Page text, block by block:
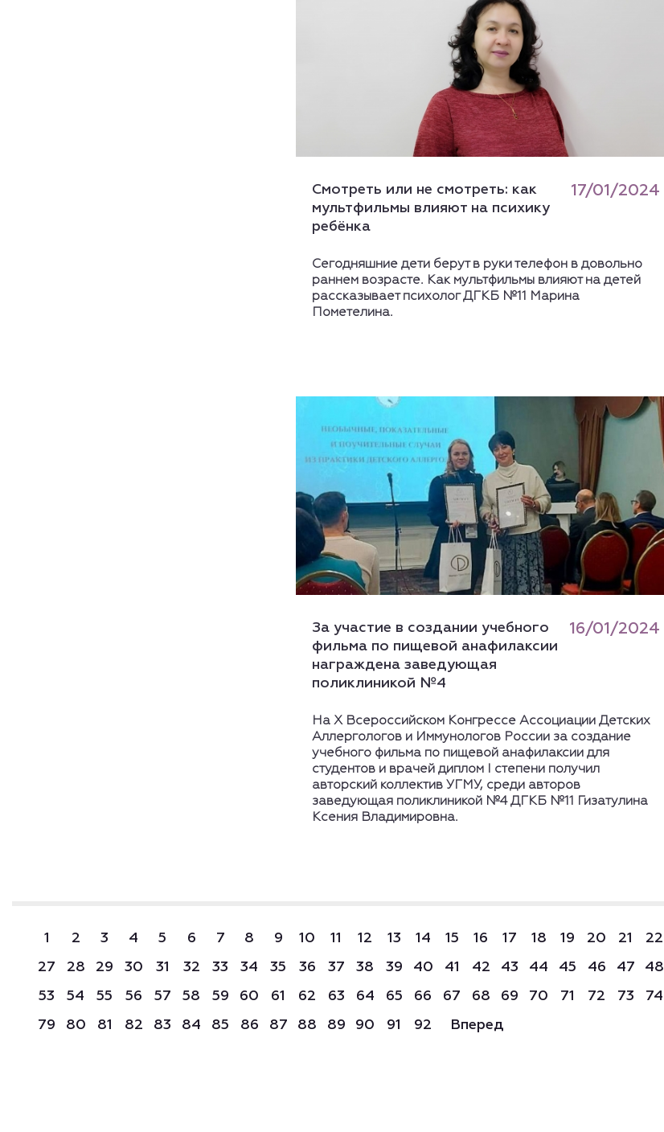
Смотреть или не смотреть: как
мультфильмы влияют на психику
ребёнка
17/01/2024
Сегодняшние дети берут в руки телефон в довольно
раннем возрасте. Как мультфильмы влияют на детей
рассказывает психолог ДГКБ №11 Марина
Пометелина.
За участие в создании учебного
фильма по пищевой анафилаксии
награждена заведующая
поликлиникой №4
16/01/2024
На Х Всероссийском Конгрессе Ассоциации Детских
Аллергологов и Иммунологов России за создание
учебного фильма по пищевой анафилаксии для
студентов и врачей диплом I степени получил
авторский коллектив УГМУ, среди авторов
заведующая поликлиникой №4 ДГКБ №11 Гизатулина
Ксения Владимировна.
1 2 3 4 5 6 7 8 9 10 11 12 13 14 15 16 17 18 19 20 21 22
27
28 29 30 31 32 33 34 35 36 37 38 39 40 41 42 43 44 45 46 47 48
53
54 55 56 57 58 59 60 61 62 63 64 65 66 67 68 69 70 71 72 73 74
79
80 81 82 83 84 85 86 87 88 89 90 91 92 Вперед